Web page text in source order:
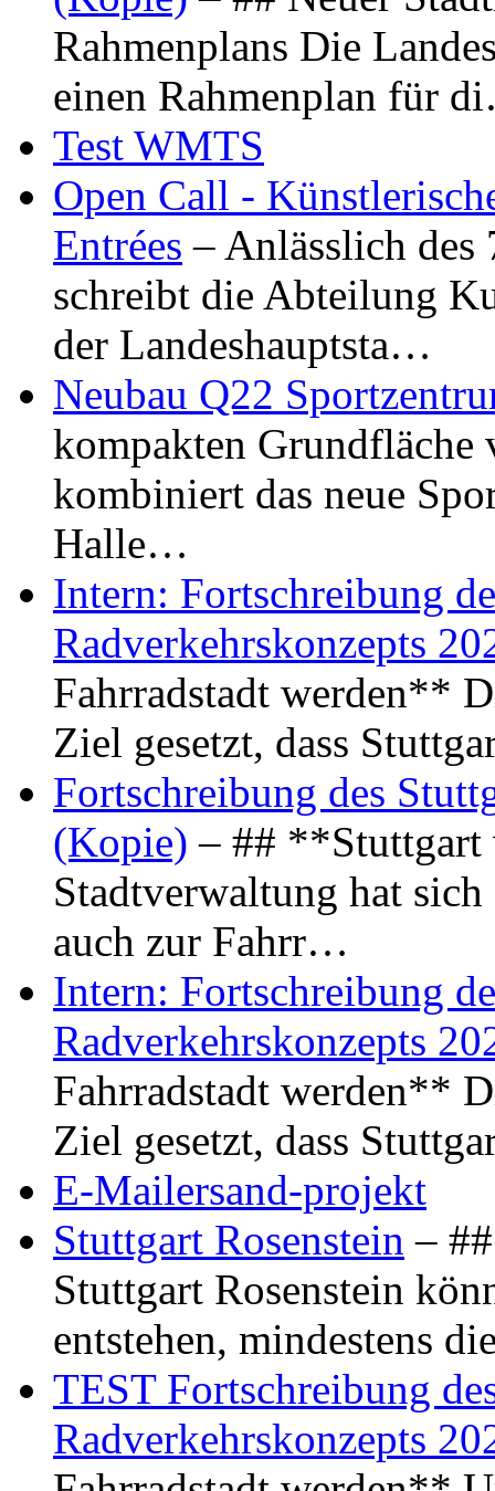
Rahmenplans Die
einen Rahmenplan für
Test WMTS
Open Call -
Entrées – Anlässlich
schreibt die Abteilung
der Landeshauptsta…
Neubau Q22
kompakten Grundfläche
kombiniert das neue
Halle…
Intern: Fortschreibung
Radverkehrskonzepts
Fahrradstadt werden**
Ziel gesetzt, dass
Fortschreibung des
(Kopie) – ## **Stuttgart
Stadtverwaltung hat
auch zur Fahrr…
Intern: Fortschreibung
Radverkehrskonzepts
Fahrradstadt werden**
Ziel gesetzt, dass
E-Mailersand-projekt
Stuttgart Rosenstein –
Stuttgart Rosenstein
entstehen, mindestens
TEST Fortschreibung
Radverkehrskonzepts